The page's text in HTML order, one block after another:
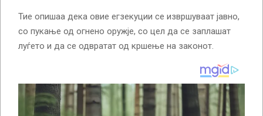
Тие опишаа дека овие егзекуции се извршуваат јавно,
со пукање од огнено оружје, со цел да се заплашат
луѓето и да се одвратат од кршење на законот.